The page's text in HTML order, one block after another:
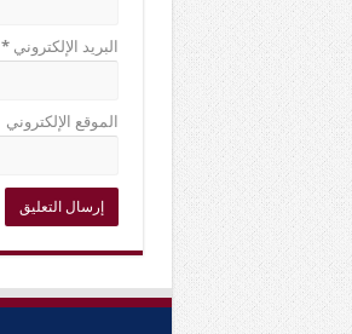
البريد الإلكتروني*
الموقع الإلكتروني